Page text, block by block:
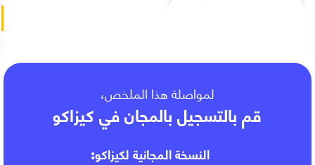
لمواصلة هذا الملخص،
قم بالتسجيل بالمجان في كيزاكو
النسخة المجانية لكيزاكو: